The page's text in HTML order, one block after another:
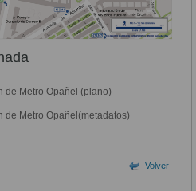
de Metro Opañel (plano)
Metro Opañel(metadatos)
Volver